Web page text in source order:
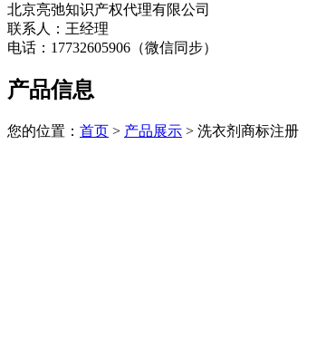
北京亮弛知识产权代理有限公司
联系人：王经理
电话：17732605906（微信同步）
产品信息
您的位置： 首页 > 产品展示 > 洗衣剂商标注册